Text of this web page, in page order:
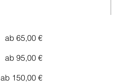
ab 65,00 €
ab 95,00 €
ab 150,00 €